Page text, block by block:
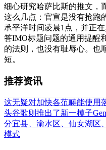
细心研究哈萨比斯的推文，
这么几点：官宣是没有抢跑
承平洋时间凌晨1点，并正
答IMO标题问题的通用提醒
的法则，也没有耻辱心。也
短。
推荐资讯
这无疑对加快各范畴能使用
头谷歌则推出了新一模子
分宜县、渝水区、仙女湖区
模式